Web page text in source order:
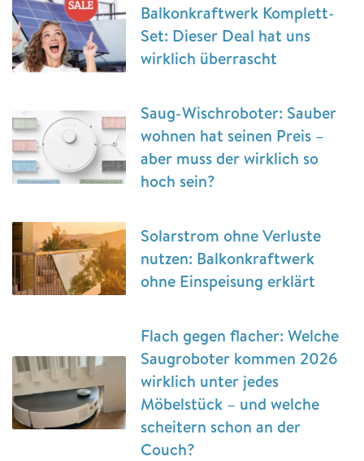
Balkonkraftwerk Komplett-
Set: Dieser Deal hat uns
wirklich überrascht
Saug-Wischroboter: Sauber
wohnen hat seinen Preis –
aber muss der wirklich so
hoch sein?
Solarstrom ohne Verluste
nutzen: Balkonkraftwerk
ohne Einspeisung erklärt
Flach gegen flacher: Welche
Saugroboter kommen 2026
wirklich unter jedes
Möbelstück – und welche
scheitern schon an der
Couch?